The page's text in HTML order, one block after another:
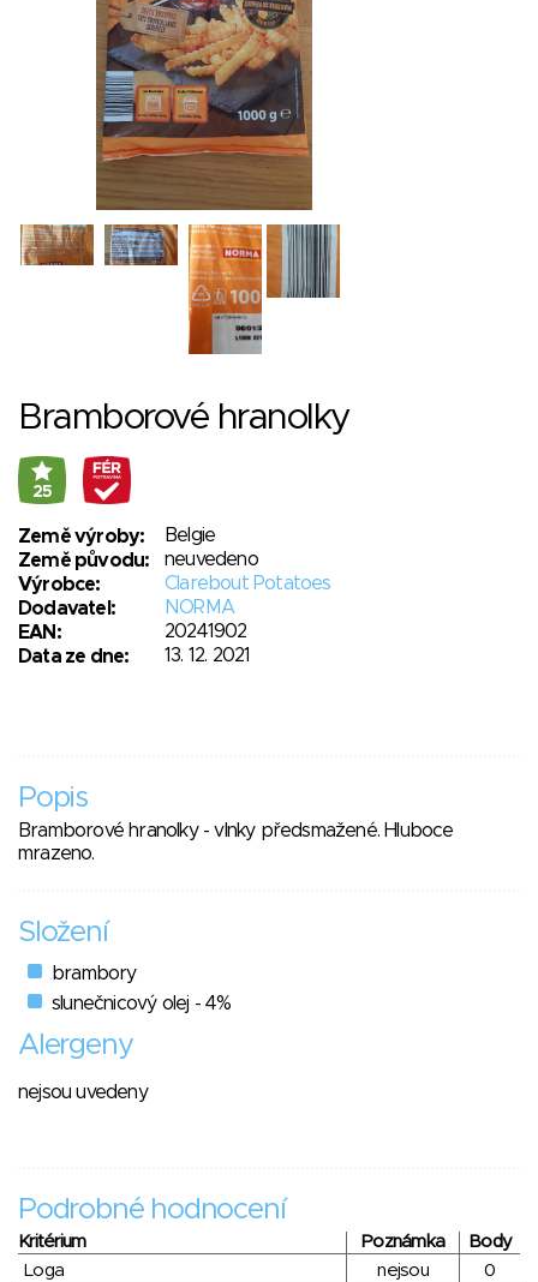
Bramborové hranolky
25
Země výroby:
Belgie
Země původu:
neuvedeno
Výrobce:
Clarebout Potatoes
Dodavatel:
NORMA
EAN:
20241902
Data ze dne:
13. 12. 2021
Popis
Bramborové hranolky - vlnky předsmažené. Hluboce
mrazeno.
Složení
brambory
slunečnicový olej - 4%
Alergeny
nejsou uvedeny
Podrobné hodnocení
Kritérium Poznámka
Body
Loga
nejsou
0